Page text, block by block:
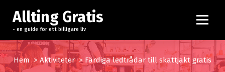
p
a
t
Allting Gratis
- en guide för ett billigare liv
Hem > Aktiviteter> Färdiga ledtrådar till skattjakt gratis